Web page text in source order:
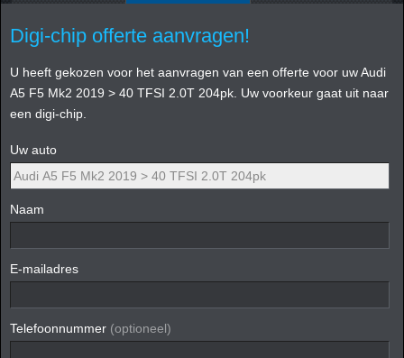
Digi-chip offerte aanvragen!
U heeft gekozen voor het aanvragen van een offerte voor uw Audi
A5 F5 Mk2 2019 > 40 TFSI 2.0T 204pk. Uw voorkeur gaat uit naar
een digi-chip.
Uw auto
Naam
E-mailadres
Telefoonnummer (optioneel)